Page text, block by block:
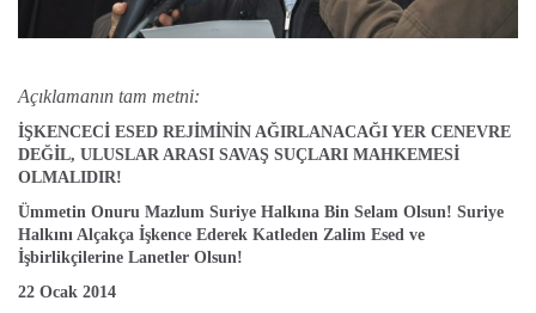
Açıklamanın tam metni:
İŞKENCECİ ESED REJİMİNİN AĞIRLANACAĞI YER CENEVRE
DEĞİL, ULUSLAR ARASI SAVAŞ SUÇLARI MAHKEMESİ
OLMALIDIR!
Ümmetin Onuru Mazlum Suriye Halkına Bin Selam Olsun! Suriye
Halkını Alçakça İşkence Ederek Katleden Zalim Esed ve
İşbirlikçilerine Lanetler Olsun!
22 Ocak 2014